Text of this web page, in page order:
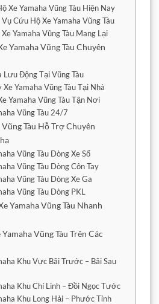
Xe Yamaha Vũng Tàu Hiện Nay
Cứu Hộ Xe Yamaha Vũng Tàu
Yamaha Vũng Tàu Mang Lại
Yamaha Vũng Tàu Chuyên
Lưu Động Tại Vũng Tàu
Yamaha Vũng Tàu Tại Nhà
Yamaha Vũng Tàu Tận Nơi
Vũng Tàu 24/7
Tàu Hỗ Trợ Chuyên
Vũng Tàu Dòng Xe Số
Vũng Tàu Dòng Côn Tay
Vũng Tàu Dòng Xe Ga
Vũng Tàu Dòng PKL
Yamaha Vũng Tàu Nhanh
Vũng Tàu Trên Các
Khu Vực Bãi Trước – Bãi Sau
Khu Chí Linh – Đồi Ngọc Tước
Khu Long Hải – Phước Tỉnh